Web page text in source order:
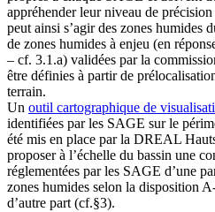
appréhender leur niveau de
peut ainsi s’agir des zones humides
de zones humides à enjeu (en
– cf. 3.1.a) validées par la
être définies à partir de
terrain.
Un outil cartographique de
identifiées par les SAGE sur le
été mis en place par la DREAL
proposer à l’échelle du bassin une
réglementées par les SAGE d’une
zones humides selon la disposition
d’autre part (cf.§3).